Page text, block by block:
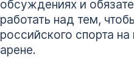
обсуждениях и
работать над тем,
российского спорта
арене.